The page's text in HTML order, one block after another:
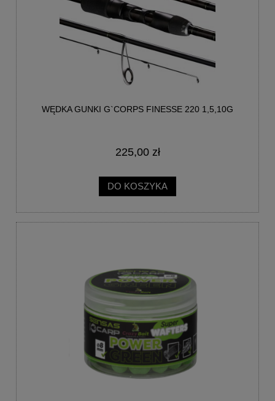
WĘDKA GUNKI G`CORPS FINESSE 220 1,5,10G
225,00 zł
DO KOSZYKA